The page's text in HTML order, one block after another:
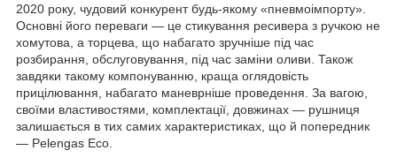
2020 року, чудовий конкурент будь-якому «пневмоімпорту».
Основні його переваги — це стикування ресивера з ручкою не
хомутова, а торцева, що набагато зручніше під час
розбирання, обслуговування, під час заміни оливи. Також
завдяки такому компонуванню, краща оглядовість
прицілювання, набагато маневрніше проведення. За вагою,
своїми властивостями, комплектації, довжинах — рушниця
залишається в тих самих характеристиках, що й попередник
— Pelengas Eco.